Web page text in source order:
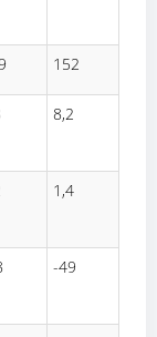
152
8,2
1,4
-49